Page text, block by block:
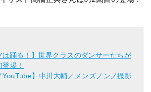
は踊る！】世界クラスのダンサーたちが
場！
YouTube】中川大輔／メンズノンノ撮影